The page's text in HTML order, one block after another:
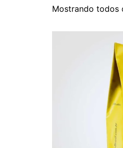
Mostrando todos